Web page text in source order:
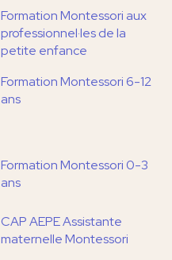
Formation Montessori aux
professionnel·les de la
petite enfance
Formation Montessori 6-12
ans
Formation Montessori 0-3
ans
CAP AEPE Assistante
maternelle Montessori